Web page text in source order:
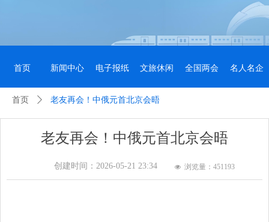
首页 新闻中心 电子报纸 文旅休闲 全国两会 名人名企
老友再会！中俄元首北京会晤
创建时间： 2026-05-21 23:34 넶 浏览量：451193
首页 ꄲ 老友再会！中俄元首北京会晤